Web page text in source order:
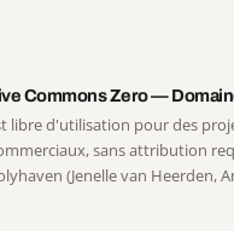
Commons Zero —
libre d'utilisation pour des
sans attribution
(Jenelle van Heerden,